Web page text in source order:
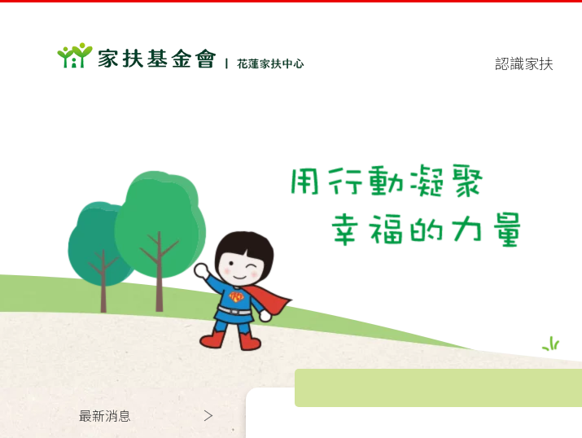
認識家扶
最新消息